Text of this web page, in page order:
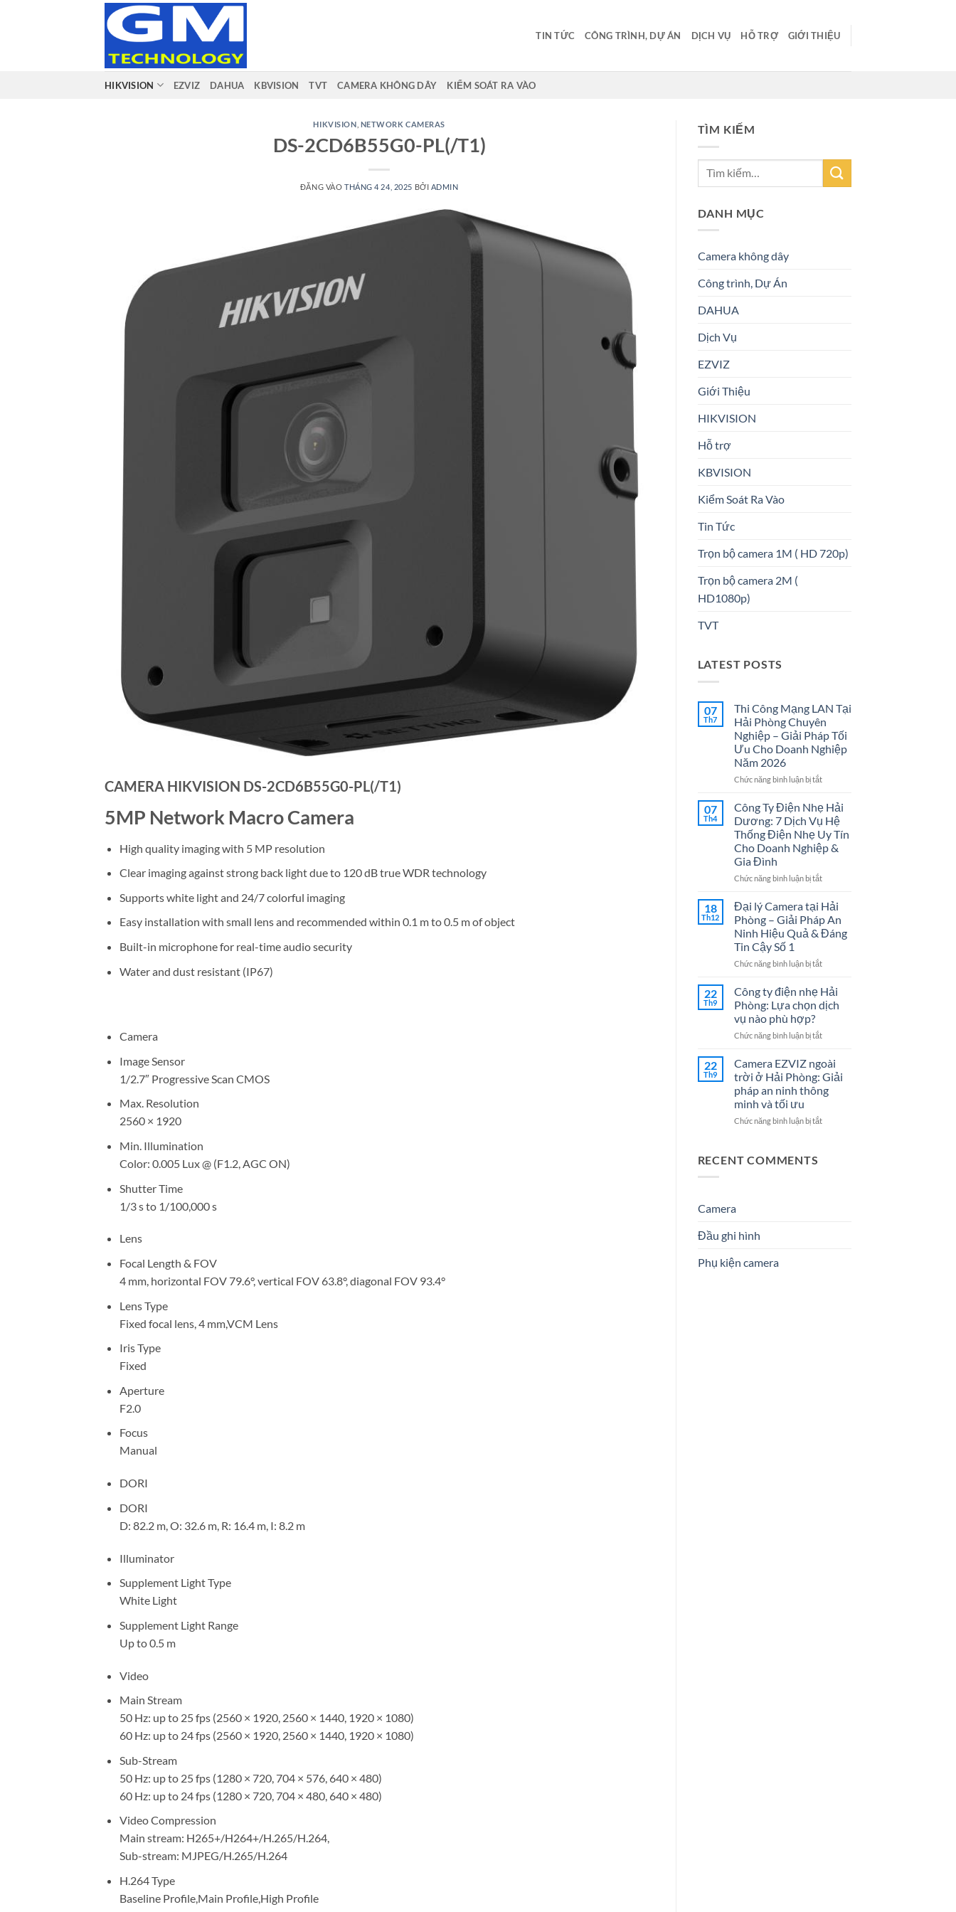
TIN TỨC CÔNG TRÌNH, DỰ ÁN DỊCH VỤ HỖ TRỢ GIỚI THIỆU
HIKVISION EZVIZ DAHUA KBVISION TVT CAMERA KHÔNG DÂY KIỂM SOÁT RA VÀO
HIKVISION NETWORK CAMERAS
DS-2CD6B55G0-PL(/T1)
ĐĂNG VÀO THÁNG 4 24, 2025 BỞI ADMIN
CAMERA HIKVISION DS-2CD6B55G0-PL(/T1)
5MP Network Macro Camera
High quality imaging with 5 MP resolution
Clear imaging against strong back light due to 120 dB true WDR technology
Supports white light and 24/7 colorful imaging
Easy installation with small lens and recommended within 0.1 m to 0.5 m of object
Built-in microphone for real-time audio security
Water and dust resistant (IP67)
Camera
Image Sensor
1/2.7″ Progressive Scan CMOS
Max. Resolution
2560 × 1920
Min. Illumination
Color: 0.005 Lux @ (F1.2, AGC ON)
Shutter Time
1/3 s to 1/100,000 s
Lens
Focal Length & FOV
4 mm, horizontal FOV 79.6°, vertical FOV 63.8°, diagonal FOV 93.4°
Lens Type
Fixed focal lens, 4 mm,VCM Lens
Iris Type
Fixed
Aperture
F2.0
Focus
Manual
DORI
DORI
D: 82.2 m, O: 32.6 m, R: 16.4 m, I: 8.2 m
Illuminator
Supplement Light Type
White Light
Supplement Light Range
Up to 0.5 m
Video
Main Stream
50 Hz: up to 25 fps (2560 × 1920, 2560 × 1440, 1920 × 1080)
60 Hz: up to 24 fps (2560 × 1920, 2560 × 1440, 1920 × 1080)
Sub-Stream
50 Hz: up to 25 fps (1280 × 720, 704 × 576, 640 × 480)
60 Hz: up to 24 fps (1280 × 720, 704 × 480, 640 × 480)
Video Compression
Main stream: H265+/H264+/H.265/H.264,
Sub-stream: MJPEG/H.265/H.264
H.264 Type
Baseline Profile,Main Profile,High Profile
TÌM KIẾM
DANH MỤC
Camera không dây
Công trình, Dự Án
DAHUA
Dịch Vụ
EZVIZ
Giới Thiệu
HIKVISION
Hỗ trợ
KBVISION
Kiểm Soát Ra Vào
Tin Tức
Trọn bộ camera 1M ( HD 720p)
Trọn bộ camera 2M (
HD1080p)
TVT
LATEST POSTS
07
Th7
Thi Công Mạng LAN Tại
Hải Phòng Chuyên
Nghiệp – Giải Pháp Tối
Ưu Cho Doanh Nghiệp
Năm 2026
Chức năng bình luận bị tắtở
Công
Mạng
LAN
Tại
Hải
Chuyên
Giải
Pháp
Tối
Năm
2026
07
Th4
Công Ty Điện Nhẹ Hải
Dương: 7 Dịch Vụ Hệ
Thống Điện Nhẹ Uy Tín
Cho Doanh Nghiệp &
Gia Đình
Chức năng bình luận bị tắtở
Ty
Điện
Nhẹ
Hải
7
Vụ
Hệ
Thống
Nhẹ
Tín
Cho
Doanh
Nghiệp
Gia
18
Th12
Đại lý Camera tại Hải
Phòng – Giải Pháp An
Ninh Hiệu Quả & Đáng
Tin Cậy Số 1
Chức năng bình luận bị tắtở
lý
Camera
tại
Phòng
Giải
Pháp
An
Ninh
Quả
22
Th9
Công ty điện nhẹ Hải
Phòng: Lựa chọn dịch
vụ nào phù hợp?
Chức năng bình luận bị tắtở
điện
nhẹ
Hải
Lựa
22
Th9
Camera EZVIZ ngoài
trời ở Hải Phòng: Giải
pháp an ninh thông
minh và tối ưu
Chức năng bình luận bị tắtở
RECENT COMMENTS
Camera
Đầu ghi hình
Phụ kiện camera